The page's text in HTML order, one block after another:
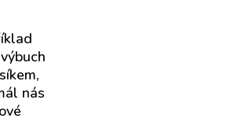
nás